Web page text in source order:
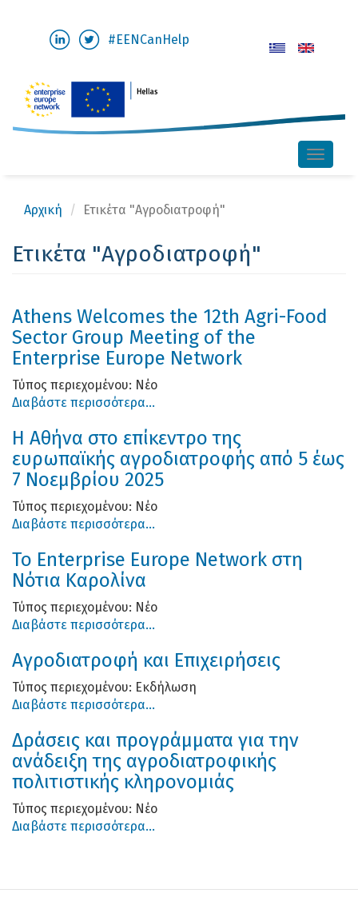
περιεχόμενο
#EENCanHelp
Toggle
Αρχική Ετικέτα "Αγροδιατροφή"
Ετικέτα "Αγροδιατροφή"
Athens Welcomes the 12th Agri-Food
Sector Group Meeting of the
Enterprise Europe Network
Τύπος περιεχομένου: Νέο
Διαβάστε περισσότερα...
Η Αθήνα στο επίκεντρο της
ευρωπαϊκής αγροδιατροφής από 5 έως
7 Νοεμβρίου 2025
Τύπος περιεχομένου: Νέο
Διαβάστε περισσότερα...
Το Enterprise Europe Network στη
Νότια Καρολίνα
Τύπος περιεχομένου: Νέο
Διαβάστε περισσότερα...
Αγροδιατροφή και Επιχειρήσεις
Τύπος περιεχομένου: Εκδήλωση
Διαβάστε περισσότερα...
Δράσεις και προγράμματα για την
ανάδειξη της αγροδιατροφικής
πολιτιστικής κληρονομιάς
Τύπος περιεχομένου: Νέο
Διαβάστε περισσότερα...